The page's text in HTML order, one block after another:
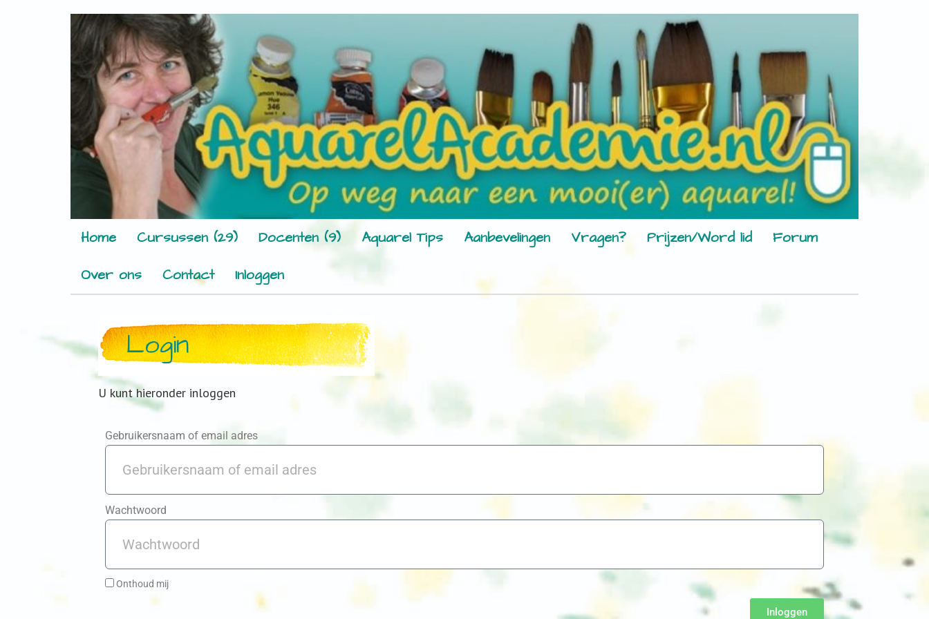
Home Cursussen (29) Docenten (9) Aquarel Tips Aanbevelingen Vragen? Prijzen/Word lid
Forum
Over ons
Contact Inloggen
Login
U kunt hieronder inloggen
Gebruikersnaam of email adres
Wachtwoord
Onthoud mij
Inloggen